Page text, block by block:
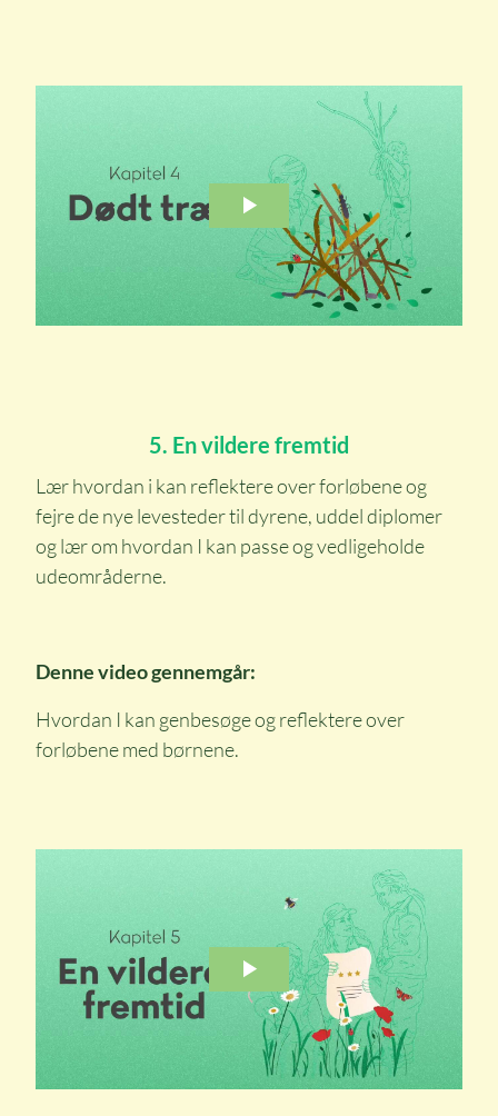
5. En vildere fremtid
Lær hvordan i kan reflektere over forløbene og
fejre de nye levesteder til dyrene, uddel diplomer
og lær om hvordan I kan passe og vedligeholde
udeområderne.
Denne video gennemgår:
Hvordan I kan genbesøge og reflektere over
forløbene med børnene.